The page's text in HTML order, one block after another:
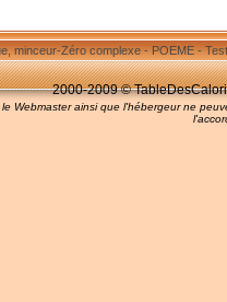
minceur-Zéro complexe-POEME-
2000-2009 ©
Webmaster ainsi que l'hébergeur ne